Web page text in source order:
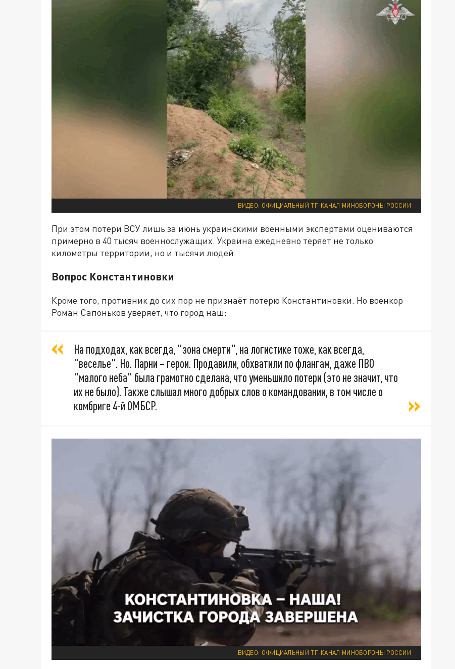
ВИДЕО: ОФИЦИАЛЬНЫЙ ТГ-КАНАЛ МИНОБОРОНЫ РОССИИ
При этом потери ВСУ лишь за июнь украинскими военными экспертами оцениваются
примерно в 40 тысяч военнослужащих. Украина ежедневно теряет не только
километры территории, но и тысячи людей.
Вопрос Константиновки
Кроме того, противник до сих пор не признаёт потерю Константиновки. Но военкор
Роман Сапоньков уверяет, что город наш:
На подходах, как всегда, "зона смерти", на логистике тоже, как всегда,
"веселье". Но. Парни – герои. Продавили, обхватили по флангам, даже ПВО
"малого неба" была грамотно сделана, что уменьшило потери (это не значит, что
их не было). Также слышал много добрых слов о командовании, в том числе о
комбриге 4-й ОМБСР.
ВИДЕО: ОФИЦИАЛЬНЫЙ ТГ-КАНАЛ МИНОБОРОНЫ РОССИИ